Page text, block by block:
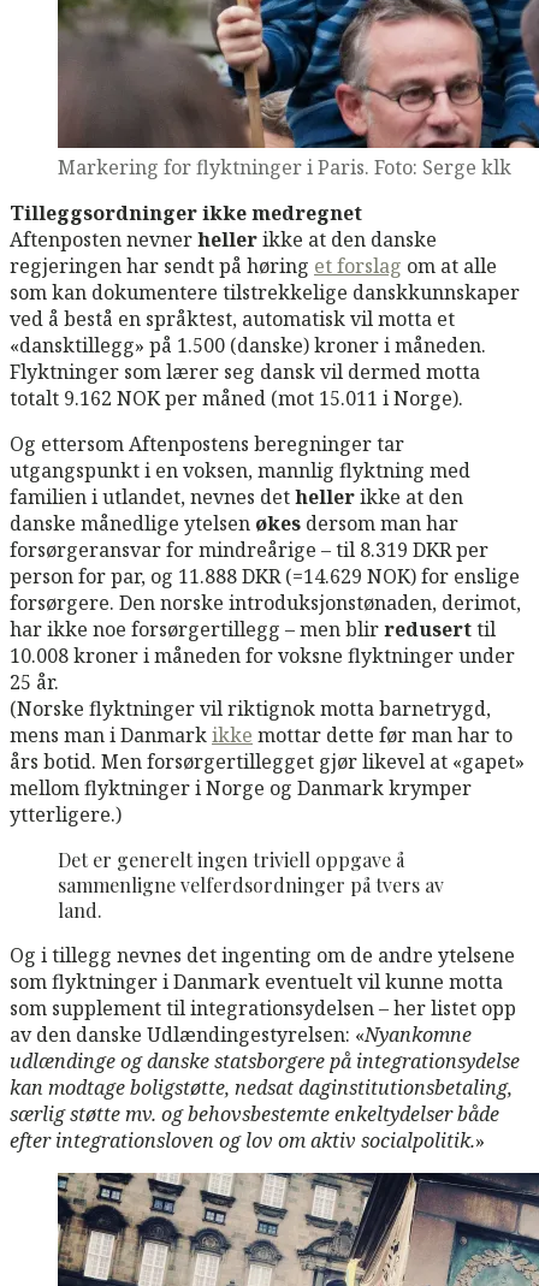
Markering for flyktninger i Paris. Foto: Serge klk
Tilleggsordninger ikke medregnet
Aftenposten nevnerhellerikke at den danske
regjeringen har sendt på høring et forslag om at alle
som kan dokumentere tilstrekkelige danskkunnskaper
ved å bestå en språktest, automatisk vil motta et
«dansktillegg» på 1.500 (danske) kroner i måneden.
Flyktninger som lærer seg dansk vil dermed motta
totalt 9.162 NOK per måned (mot 15.011 i Norge).
Og ettersom Aftenpostens beregninger tar
utgangspunkt i en voksen, mannlig flyktning med
familien i utlandet, nevnes dethellerikke at den
danske månedlige ytelsen økes dersom man har
forsørgeransvar for mindreårige – til 8.319 DKR per
person for par, og 11.888 DKR (=14.629 NOK) for enslige
forsørgere. Den norske introduksjonstønaden, derimot,
har ikke noe forsørgertillegg – men blirreduserttil
10.008 kroner i måneden for voksne flyktninger under
25 år.
(Norske flyktninger vil riktignok motta barnetrygd,
mens man i Danmarkikke mottar dette før man har to
års botid. Men forsørgertillegget gjør likevel at «gapet»
mellom flyktninger i Norge og Danmark krymper
ytterligere.)
Det er generelt ingen triviell oppgave å
sammenligne velferdsordninger på tvers av
land.
Og i tillegg nevnes det ingenting om de andre ytelsene
som flyktninger i Danmark eventuelt vil kunne motta
som supplement til integrationsydelsen – her listet opp
av den danske Udlændingestyrelsen: «Nyankomne
udlændinge og danske statsborgere på integrationsydelse
kan modtage boligstøtte, nedsat daginstitutionsbetaling,
særlig støtte mv. og behovsbestemte enkeltydelser både
efter integrationsloven og lov om aktiv socialpolitik.»